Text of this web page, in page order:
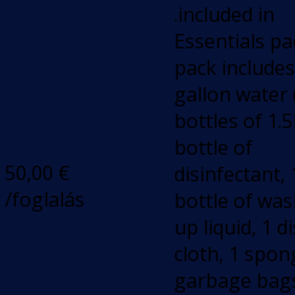
50,00 €
/foglalás
.included in
Essentials
pack
gallon water
bottles of
bottle of
disinfectant,
bottle of
up liquid, 1
cloth, 1
garbage